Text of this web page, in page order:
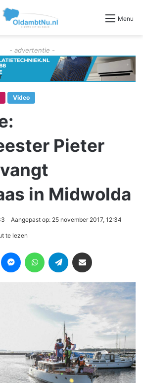
Menu
- advertentie -
Video
Pieter
in Midwolda
Aangepast op: 25 november 2017, 12:34
te lezen